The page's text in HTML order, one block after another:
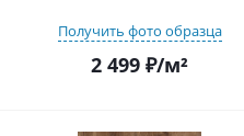
Получить фото образца
2 499 ₽/м²